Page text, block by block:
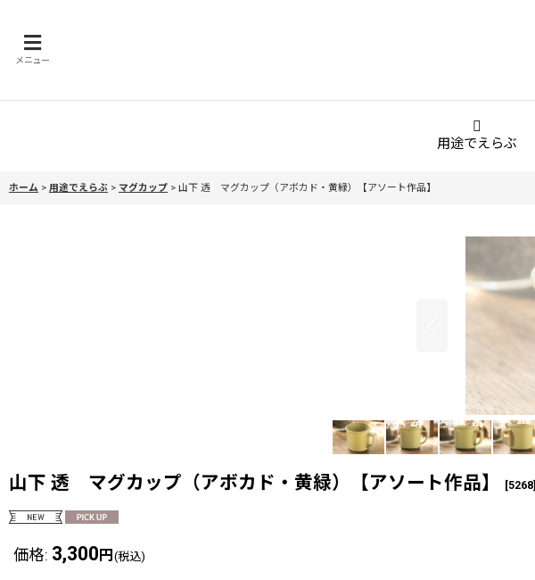
メニュー
用途でえらぶ
ホーム > 用途でえらぶ > マグカップ > 山下 透 マグカップ（アボカド・黄緑）【アソート作品】
山下 透 マグカップ（アボカド・黄緑）【アソート作品】 [5268]
価格: 3,300 円 (税込)